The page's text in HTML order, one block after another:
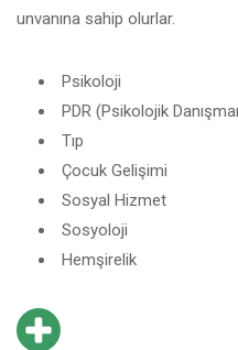
unvanına sahip olurlar.
Psikoloji
PDR (Psikolojik
Tıp
Çocuk Gelişimi
Sosyal Hizmet
Sosyoloji
Hemşirelik